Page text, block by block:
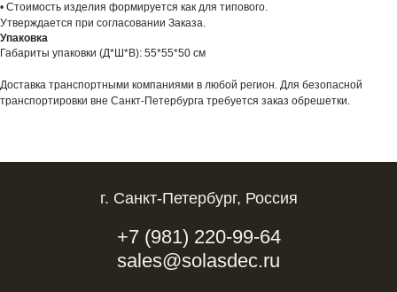
• Стоимость изделия формируется как для типового.
Утверждается при согласовании Заказа.
Упаковка
Габариты упаковки (Д*Ш*В): 55*55*50 см
Доставка транспортными компаниями в любой регион. Для безопасной
транспортировки вне Санкт-Петербурга требуется заказ обрешетки.
г. Санкт-Петербург, Россия
+7 (981) 220-99-64
sales@solasdec.ru